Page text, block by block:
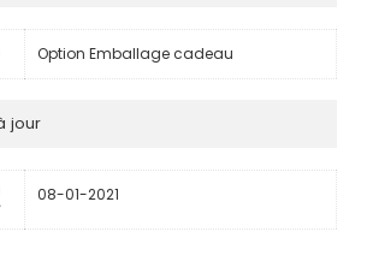
Option Emballage cadeau
jour
08-01-2021